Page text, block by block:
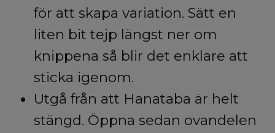
för att skapa variation. Sätt en
liten bit tejp längst ner om
knippena så blir det enklare att
sticka igenom.
Utgå från att Hanataba är helt
stängd. Öppna sedan ovandelen